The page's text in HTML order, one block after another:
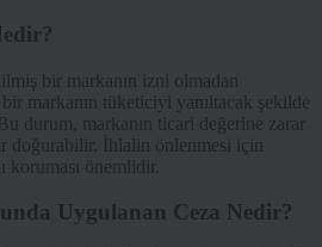
bir markanın izni olmadan
bir markanın tüketiciyi yanıltacak şekilde
durum, markanın ticari değerine zarar
İhlalin önlenmesi için
koruması önemlidir.
Uygulanan Ceza Nedir?